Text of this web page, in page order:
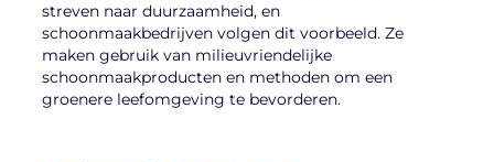
streven naar duurzaamheid, en
schoonmaakbedrijven volgen dit voorbeeld. Ze
maken gebruik van milieuvriendelijke
schoonmaakproducten en methoden om een
groenere leefomgeving te bevorderen.